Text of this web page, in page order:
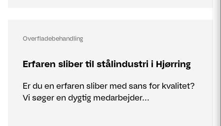
Overfladebehandling
Erfaren sliber til stålindustri i Hjørring
Er du en erfaren sliber med sans for kvalitet?
Vi søger en dygtig medarbejder...